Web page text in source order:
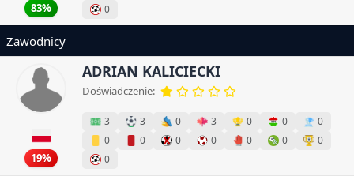
83%
0
Zawodnicy
19%
ADRIAN KALICIECKI
Doświadczenie:
3 3 0 3 0 0
0
0
0 0 0 0 0
0
0